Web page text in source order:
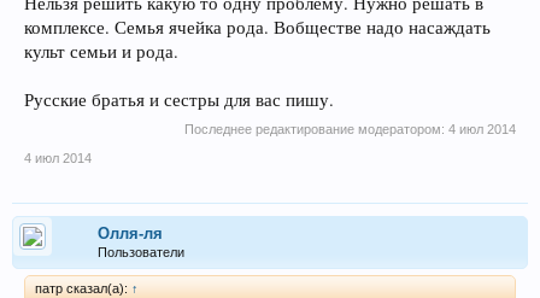
комплексе. Семья ячейка рода. Вобществе надо насаждать
культ семьи и рода.
Русские братья и сестры для вас пишу.
Последнее редактирование модератором: 4 июл 2014
4 июл 2014
Олля-ля
Пользователи
патр сказал(а): ↑